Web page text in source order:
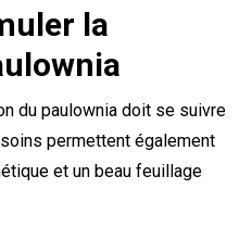
la
du paulownia doit se suivre
permettent également
et un beau feuillage